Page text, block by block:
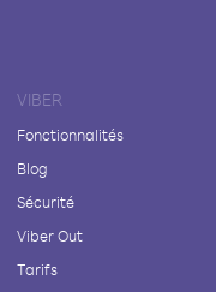
VIBER
Fonctionnalités
Blog
Sécurité
Viber Out
Tarifs